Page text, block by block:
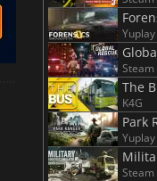
Yuplay
Steam
The
K4G
Park
Yuplay
Steam